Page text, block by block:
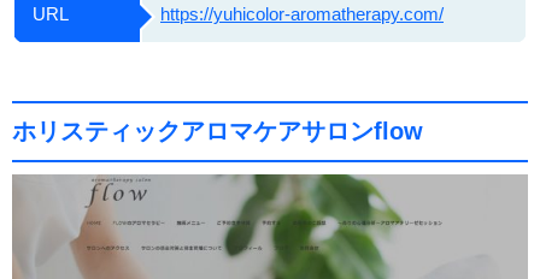
URL https://yuhicolor-aromatherapy.com/
ホリスティックアロマケアサロンflow